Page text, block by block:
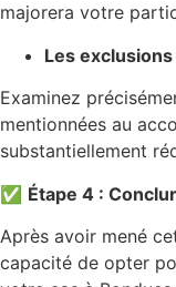
majorera votre
Les exclusions
Examinez
mentionnées au
substantiellement
✅ Étape 4 :
Après avoir mené
capacité de opter